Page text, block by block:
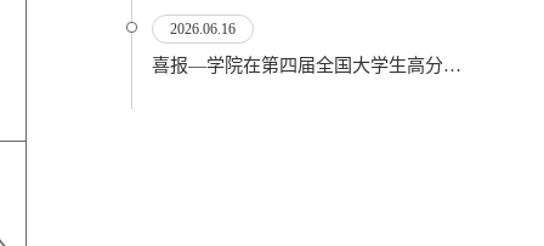
2026.06.16
喜报—学院在第四届全国大学生高分子材料实验实践虚拟仿真大赛再创佳绩